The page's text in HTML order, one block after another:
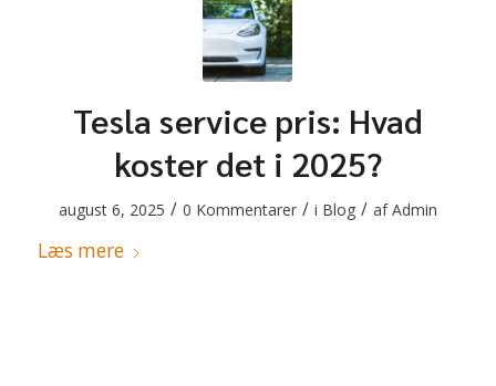
Tesla service pris: Hvad
koster det i 2025?
august 6, 2025 / 0 Kommentarer / i Blog / afAdmin
Læs mere